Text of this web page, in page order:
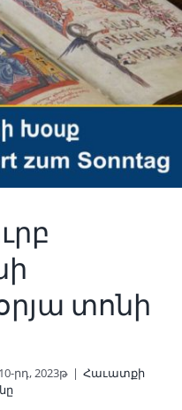
տոնի
րդ, 2023թ | Հաւատքի
2023 թվականի
29-ի կիրակի
համար
հարցեր Սարդարյանը